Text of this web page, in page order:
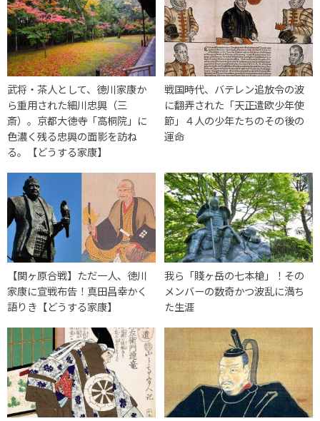
武将・茶人として、徳川家康か
ら重用された細川忠興（三
斎）。京都大徳寺「高桐院」に
色濃く残る忠興の面影を訪ね
る。【どうする家康】
戦国時代、バテレン追放令の波
に翻弄された「天正遣欧少年使
節」４人の少年たちのその後の
運命
【関ヶ原合戦】ただ一人、徳川
家康に宣戦布告！真田昌幸かく
語りき【どうする家康】
我ら「賤ヶ岳の七本槍」！その
メンバーの数奇かつ波乱に満ち
た生涯